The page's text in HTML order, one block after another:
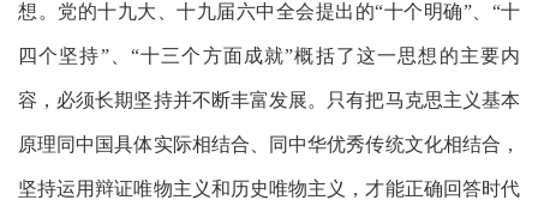
想。党的十九大、十九届六中全会提出的“十个明确”、“十
四个坚持”、“十三个方面成就”概括了这一思想的主要内
容，必须长期坚持并不断丰富发展。只有把马克思主义基本
原理同中国具体实际相结合、同中华优秀传统文化相结合，
坚持运用辩证唯物主义和历史唯物主义，才能正确回答时代